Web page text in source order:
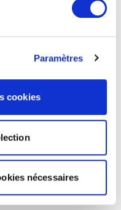
Paramètres
cookies
nécessaires